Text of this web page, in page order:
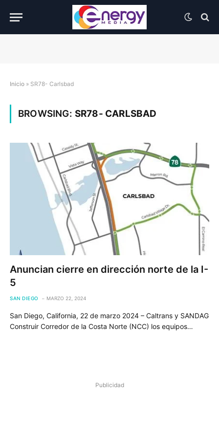
Inicio » SR78- Carlsbad
BROWSING: SR78- CARLSBAD
Anuncian cierre en dirección norte de la I-
5
SAN DIEGO MARZO 22, 2024
San Diego, California, 22 de marzo 2024 – Caltrans y SANDAG
Construir Corredor de la Costa Norte (NCC) los equipos…
Publicidad